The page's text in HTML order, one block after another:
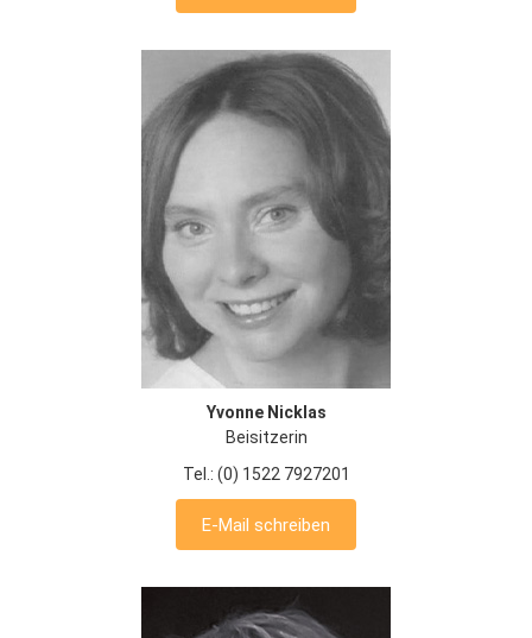
Yvonne Nicklas
Beisitzerin
Tel.: (0) 1522 7927201
E-Mail schreiben